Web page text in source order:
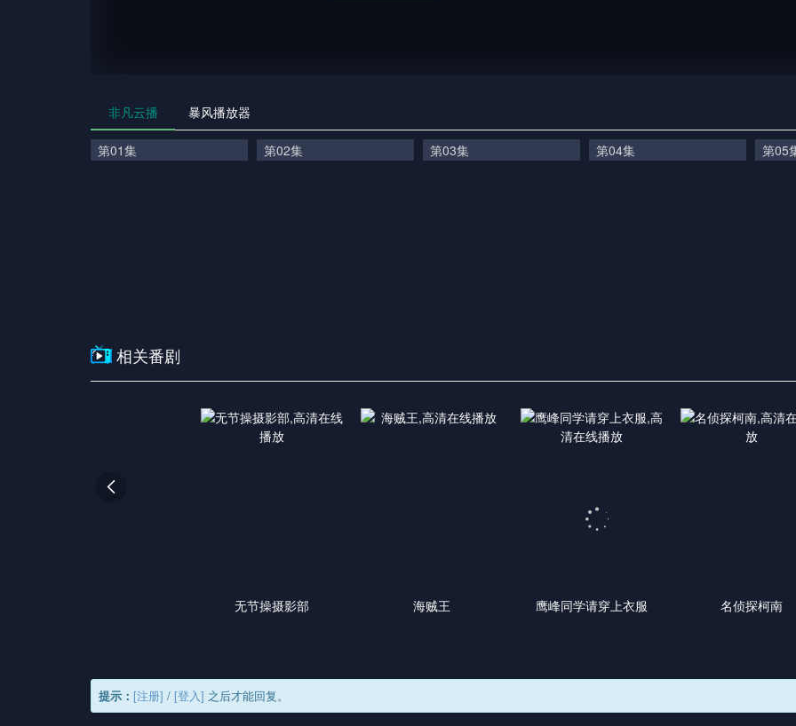
非凡云播 暴风播放器
第01集 第02集 第03集 第04集 第05
相关番剧
无节操摄影部 海贼王 鹰峰同学请穿上衣服 名侦探柯南

提示： [注册] / [登入] 之后才能回复。